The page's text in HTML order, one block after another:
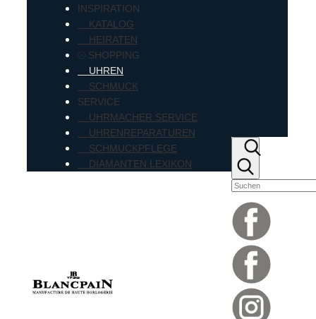
INSPIRATION
KATALOG
HEIRATEN
⦾ SHOPPING
UHREN
SCHMUCK
SERVICE
UHRMACHER SERVICE
UHRENREPARATUREN
SCHMUCKPFLEGE
DIAMANTEN LEXIKON